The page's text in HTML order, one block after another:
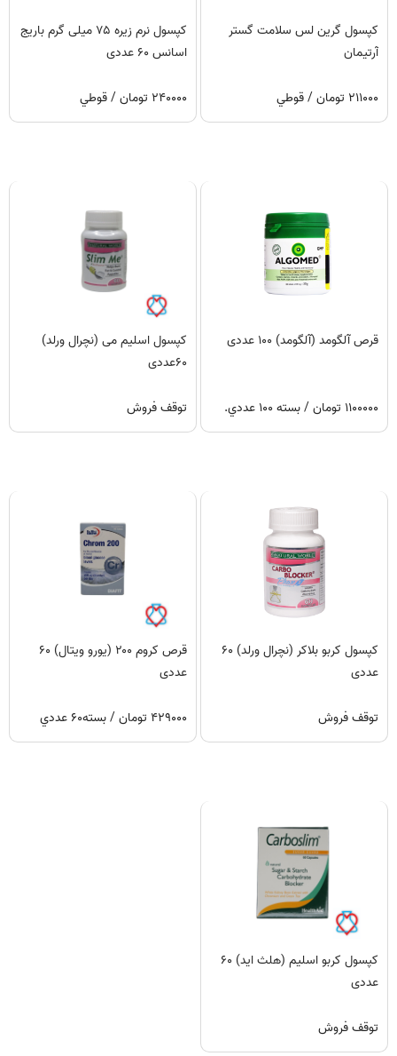
کپسول گرین لس سلامت گستر
آرتیمان
۲۱۱۰۰۰ تومان / قوطي
کپسول نرم زیره ۷۵ میلی گرم باریج
اسانس ۶۰ عددی
۲۴۰۰۰۰ تومان / قوطي
قرص آلگومد (آلگومد) ۱۰۰ عددی
۱۱۰۰۰۰۰ تومان / بسته ۱۰۰ عددي.
کپسول اسلیم می (نچرال ورلد)
۶۰عددی
توقف فروش
کپسول کربو بلاکر (نچرال ورلد) ۶۰
عددی
توقف فروش
قرص کروم ۲۰۰ (یورو ویتال) ۶۰
عددی
۴۲۹۰۰۰ تومان / بسته۶۰ عددي
کپسول کربو اسلیم (هلث اید) ۶۰
عددی
توقف فروش